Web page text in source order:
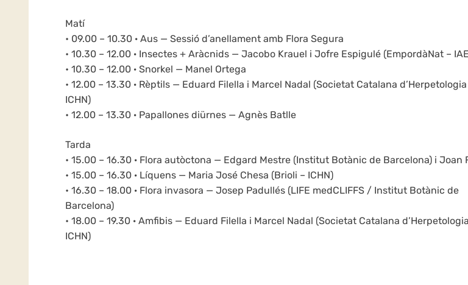
Matí
• 09.00 – 10.30 · Aus — Sessió d’anellament amb Flora Segura
• 10.30 – 12.00 · Insectes + Aràcnids — Jacobo Krauel i Jofre Espigulé (EmpordàNat –
• 10.30 – 12.00 · Snorkel — Manel Ortega
• 12.00 – 13.30 · Rèptils — Eduard Filella i Marcel Nadal (Societat Catalana d’Herpetologia
ICHN)
• 12.00 – 13.30 · Papallones diürnes — Agnès Batlle
Tarda
• 15.00 – 16.30 · Flora autòctona — Edgard Mestre (Institut Botànic de Barcelona) i Joan
• 15.00 – 16.30 · Líquens — Maria José Chesa (Brioli – ICHN)
• 16.30 – 18.00 · Flora invasora — Josep Padullés (LIFE medCLIFFS / Institut Botànic de
Barcelona)
• 18.00 – 19.30 · Amfibis — Eduard Filella i Marcel Nadal (Societat Catalana
ICHN)